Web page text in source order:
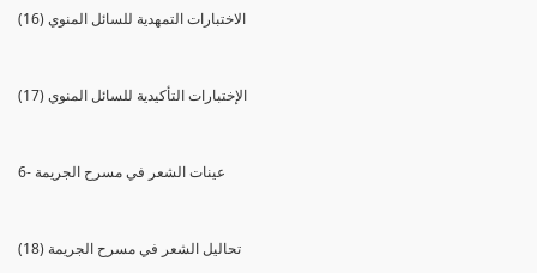
(16) الاختبارات التمهدية للسائل المنوي
(17) الإختبارات التأكيدية للسائل المنوي
6- عينات الشعر في مسرح الجريمة
(18) تحاليل الشعر في مسرح الجريمة